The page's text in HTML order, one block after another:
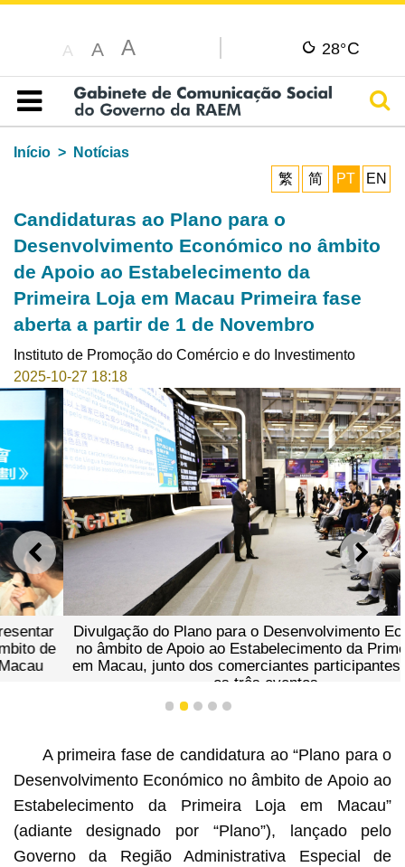
A A A 28°C
Índice
Início
Notícias
繁
简 PT EN
Candidaturas ao Plano para o
Desenvolvimento Económico no âmbito
de Apoio ao Estabelecimento da
Primeira Loja em Macau Primeira fase
aberta a partir de 1 de Novembro
Instituto de Promoção do Comércio e do Investimento
2025-10-27 18:18
ANTERIOR
Divulgação do Plano para o Desenvolvimento Económico
no âmbito de Apoio ao Estabelecimento da Primeira Loja
em Macau, junto dos comerciantes participantes, durante
os três eventos
1 2 3 4 5
A primeira fase de candidatura ao “Plano para o
Desenvolvimento Económico no âmbito de Apoio ao
Estabelecimento da Primeira Loja em Macau”
(adiante designado por “Plano”), lançado pelo
Governo da Região Administrativa Especial de